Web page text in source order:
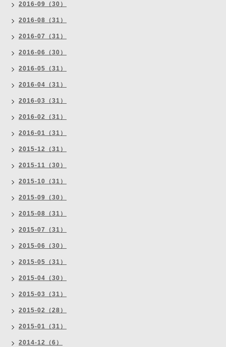
2016-09（30）
2016-08（31）
2016-07（31）
2016-06（30）
2016-05（31）
2016-04（31）
2016-03（31）
2016-02（31）
2016-01（31）
2015-12（31）
2015-11（30）
2015-10（31）
2015-09（30）
2015-08（31）
2015-07（31）
2015-06（30）
2015-05（31）
2015-04（30）
2015-03（31）
2015-02（28）
2015-01（31）
2014-12（6）